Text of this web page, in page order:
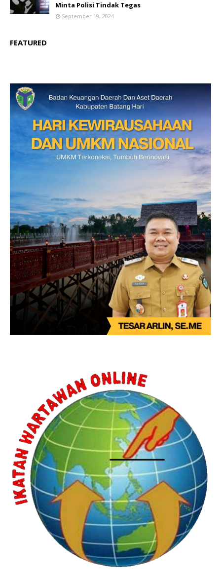
Minta Polisi Tindak Tegas
September 19, 2024
FEATURED